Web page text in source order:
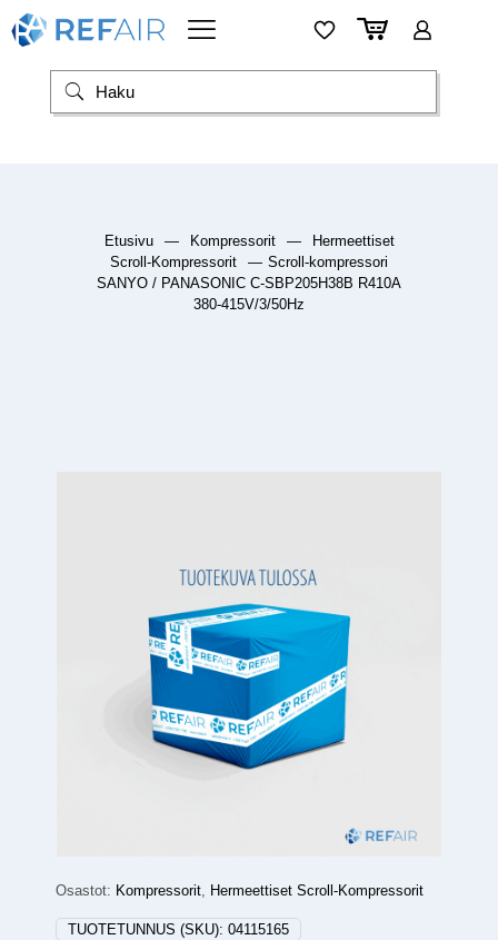
Etusivu — Kompressorit —
Hermeettiset
Scroll-Kompressorit
— Scroll-kompressori
SANYO / PANASONIC C-SBP205H38B R410A
380-415V/3/50Hz
Osastot: Kompressorit, Hermeettiset Scroll-Kompressorit
TUOTETUNNUS (SKU): 04115165